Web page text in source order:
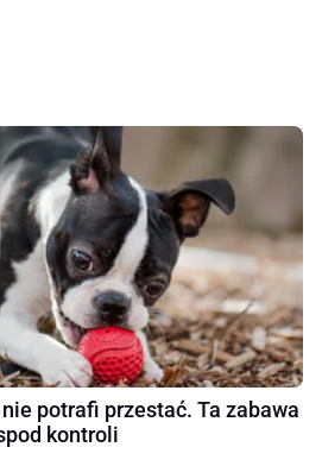
potrafi przestać. Ta zabawa
kontroli